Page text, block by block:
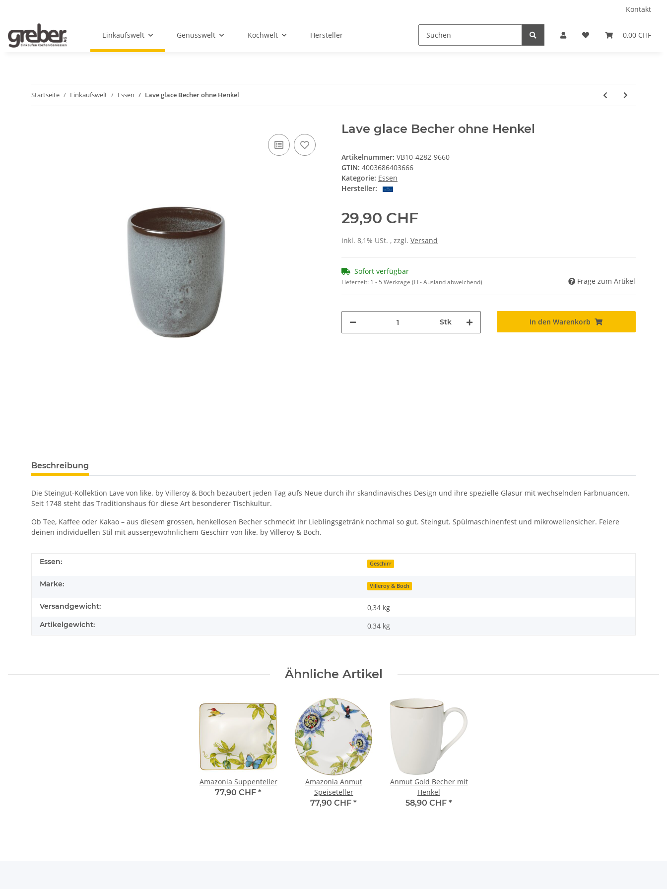
Kontakt
0,00 CHF
Einkaufswelt Genusswelt Kochwelt Hersteller
Startseite Einkaufswelt Essen Lave glace Becher ohne Henkel
Lave glace Becher ohne Henkel
Artikelnummer: VB10-4282-9660
GTIN: 4003686403666
Kategorie: Essen
Hersteller:
29,90 CHF
inkl. 8,1% USt. , zzgl. Versand
Sofort verfügbar
Lieferzeit: 1 - 5 Werktage (LI - Ausland abweichend) Frage zum Artikel
Stk In den Warenkorb
Beschreibung
Die Steingut-Kollektion Lave von like. by Villeroy & Boch bezaubert jeden Tag aufs Neue durch ihr skandinavisches Design und ihre spezielle Glasur mit wechselnden Farbnuancen.
Seit 1748 steht das Traditionshaus für diese Art besonderer Tischkultur.
Ob Tee, Kaffee oder Kakao – aus diesem grossen, henkellosen Becher schmeckt Ihr Lieblingsgetränk nochmal so gut. Steingut. Spülmaschinenfest und mikrowellensicher. Feiere
deinen individuellen Stil mit aussergewöhnlichem Geschirr von like. by Villeroy & Boch.
Essen: Geschirr
Marke: Villeroy & Boch
Versandgewicht: 0,34 kg
Artikelgewicht: 0,34 kg
Ähnliche Artikel
Amazonia Suppenteller
77,90 CHF *
Amazonia Anmut
Speiseteller
77,90 CHF *
Anmut Gold Becher mit
Henkel
58,90 CHF *